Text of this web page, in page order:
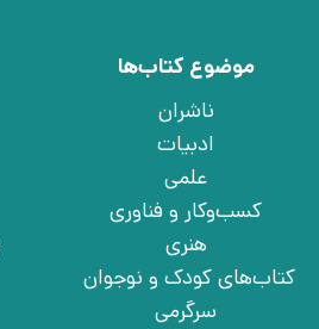
موضوع کتاب‌ها
ناشران
ادبیات
علمی
کسب‌وکار و فناوری
هنری
کتاب‌های کودک و نوجوان
سرگرمی